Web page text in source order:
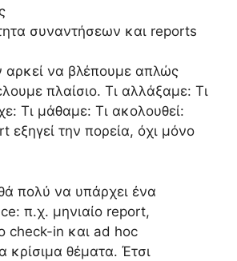
συναντήσεων και reports
αρκεί να βλέπουμε απλώς
πλαίσιο. Τι αλλάξαμε: Τι
Τι μάθαμε: Τι ακολουθεί:
την πορεία, όχι μόνο
πολύ να υπάρχει ένα
π.χ. μηνιαίο report,
check-in και ad hoc
κρίσιμα θέματα. Έτσι